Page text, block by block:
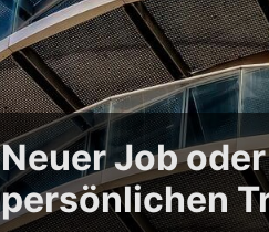
Neuer Job
persönlichen